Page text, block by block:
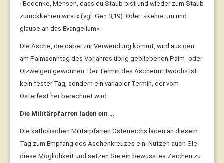
»Bedenke, Mensch, dass du Staub bist und wieder zum Staub
zurückkehren wirst« (vgl. Gen 3,19). Oder: »Kehre um und
glaube an das Evangelium«.
Die Asche, die dabei zur Verwendung kommt, wird aus den
am Palmsonntag des Vorjahres übrig gebliebenen Palm- oder
Ölzweigen gewonnen. Der Termin des Aschermittwochs ist
kein fester Tag, sondern ein variabler Termin, der vom
Osterfest her berechnet wird.
Die Militärpfarren laden ein …
Die katholischen Militärpfarren Österreichs laden an diesem
Tag zum Empfang des Aschenkreuzes ein. Nutzen auch Sie
diese Möglichkeit und setzen Sie ein bewusstes Zeichen zu